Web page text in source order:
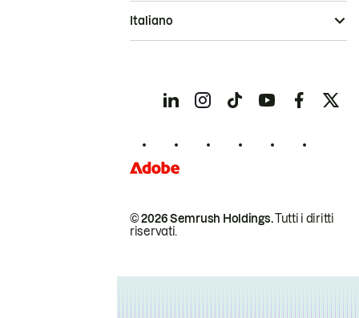
© 2026 Semrush Holdings.Tutti i diritti
riservati.
Italiano